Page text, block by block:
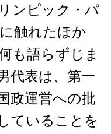
ンピック・パ
触れたほか
も語らずじま
代表は、第一
政運営への批
ていることを